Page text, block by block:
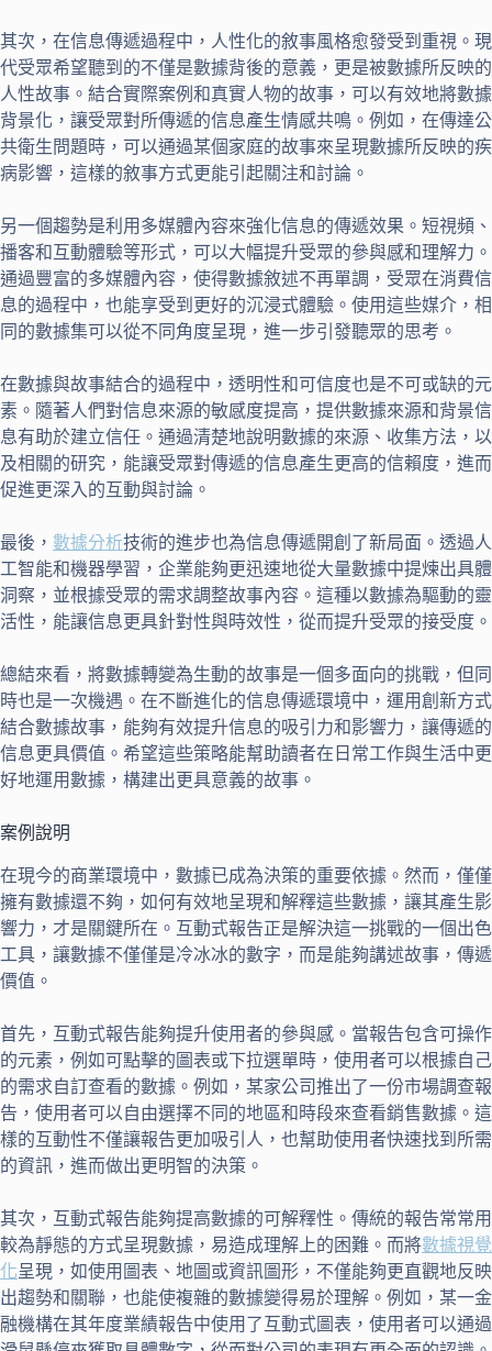
其次，在信息傳遞過程中，人性化的敘事風格愈發受到重視。現
代受眾希望聽到的不僅是數據背後的意義，更是被數據所反映的
人性故事。結合實際案例和真實人物的故事，可以有效地將數據
背景化，讓受眾對所傳遞的信息產生情感共鳴。例如，在傳達公
共衛生問題時，可以通過某個家庭的故事來呈現數據所反映的疾
病影響，這樣的敘事方式更能引起關注和討論。
另一個趨勢是利用多媒體內容來強化信息的傳遞效果。短視頻、
播客和互動體驗等形式，可以大幅提升受眾的參與感和理解力。
通過豐富的多媒體內容，使得數據敘述不再單調，受眾在消費信
息的過程中，也能享受到更好的沉浸式體驗。使用這些媒介，相
同的數據集可以從不同角度呈現，進一步引發聽眾的思考。
在數據與故事結合的過程中，透明性和可信度也是不可或缺的元
素。隨著人們對信息來源的敏感度提高，提供數據來源和背景信
息有助於建立信任。通過清楚地說明數據的來源、收集方法，以
及相關的研究，能讓受眾對傳遞的信息產生更高的信賴度，進而
促進更深入的互動與討論。
最後， 數據分析技術的進步也為信息傳遞開創了新局面。透過人
工智能和機器學習，企業能夠更迅速地從大量數據中提煉出具體
洞察，並根據受眾的需求調整故事內容。這種以數據為驅動的靈
活性，能讓信息更具針對性與時效性，從而提升受眾的接受度。
總結來看，將數據轉變為生動的故事是一個多面向的挑戰，但同
時也是一次機遇。在不斷進化的信息傳遞環境中，運用創新方式
結合數據故事，能夠有效提升信息的吸引力和影響力，讓傳遞的
信息更具價值。希望這些策略能幫助讀者在日常工作與生活中更
好地運用數據，構建出更具意義的故事。
案例說明
在現今的商業環境中，數據已成為決策的重要依據。然而，僅僅
擁有數據還不夠，如何有效地呈現和解釋這些數據，讓其產生影
響力，才是關鍵所在。互動式報告正是解決這一挑戰的一個出色
工具，讓數據不僅僅是冷冰冰的數字，而是能夠講述故事，傳遞
價值。
首先，互動式報告能夠提升使用者的參與感。當報告包含可操作
的元素，例如可點擊的圖表或下拉選單時，使用者可以根據自己
的需求自訂查看的數據。例如，某家公司推出了一份市場調查報
告，使用者可以自由選擇不同的地區和時段來查看銷售數據。這
樣的互動性不僅讓報告更加吸引人，也幫助使用者快速找到所需
的資訊，進而做出更明智的決策。
其次，互動式報告能夠提高數據的可解釋性。傳統的報告常常用
較為靜態的方式呈現數據，易造成理解上的困難。而將數據視覺
化呈現，如使用圖表、地圖或資訊圖形，不僅能夠更直觀地反映
出趨勢和關聯，也能使複雜的數據變得易於理解。例如，某一金
融機構在其年度業績報告中使用了互動式圖表，使用者可以通過